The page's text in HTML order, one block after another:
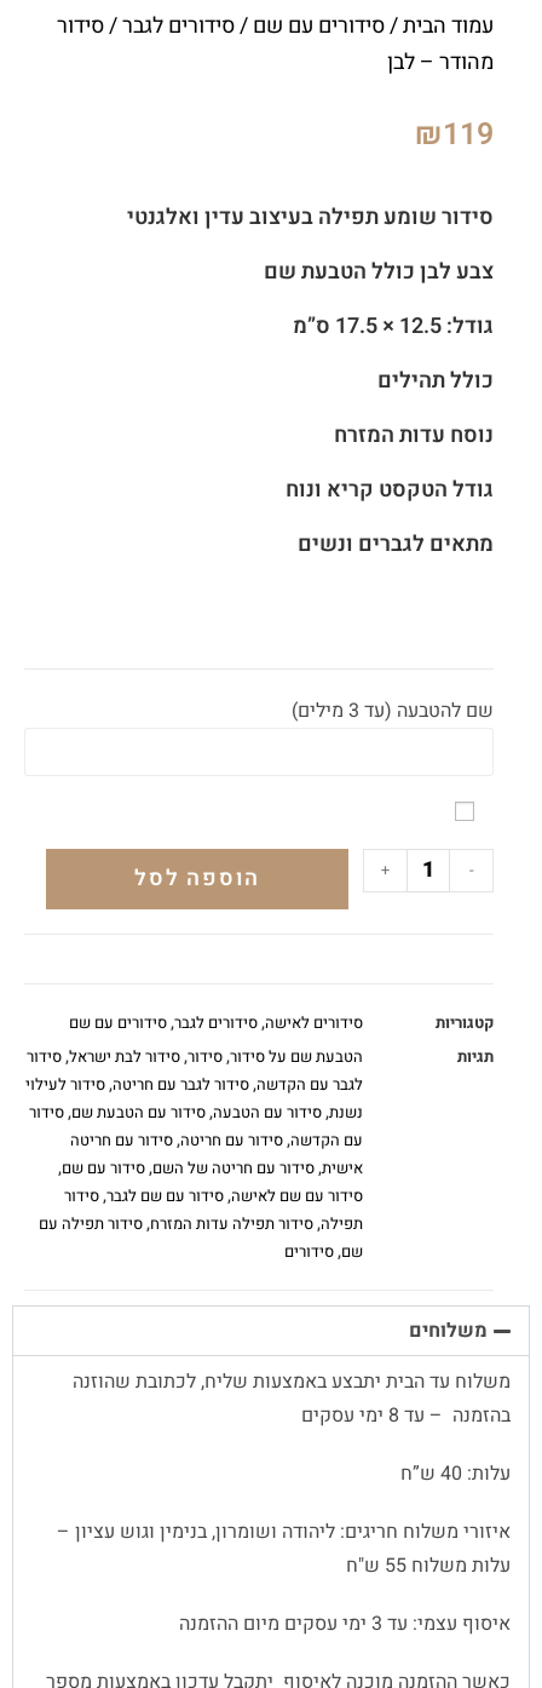
עמוד הבית/סידורים עם שם/סידורים לגבר/ סידור
מהודר – לבן
₪119
סידור שומע תפילה בעיצוב עדין ואלגנטי
צבע לבן כולל הטבעת שם
גודל: 12.5 × 17.5 ס”מ
כולל תהילים
נוסח עדות המזרח
גודל הטקסט קריא ונוח
מתאים לגברים ונשים
שם להטבעה (עד 3 מילים)
-
+ הוספה לסל
קטגוריות סידורים לאישה,סידורים לגבר,סידורים עם שם
תגיות
הטבעת שם על סידור,סידור,סידור לבת ישראל,סידור
לגבר עם הקדשה,סידור לגבר עם חריטה,סידור לעילוי
נשנת,סידור עם הטבעה,סידור עם הטבעת שם,סידור
עם הקדשה,סידור עם חריטה,סידור עם חריטה
אישית,סידור עם חריטה של השם,סידור עם שם,
סידור עם שם לאישה,סידור עם שם לגבר,סידור
תפילה,סידור תפילה עדות המזרח,סידור תפילה עם
שם,סידורים
משלוחים
משלוח עד הבית יתבצע באמצעות שליח, לכתובת שהוזנה
בהזמנה – עד 8 ימי עסקים
עלות: 40 ש”ח
איזורי משלוח חריגים: ליהודה ושומרון, בנימין וגוש עציון –
עלות משלוח 55 ש"ח
איסוף עצמי: עד 3 ימי עסקים מיום ההזמנה
כאשר ההזמנה מוכנה לאיסוף יתקבל עדכון באמצעות מספר